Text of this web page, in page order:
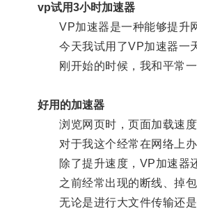
vp试用3小时加速器
VP加速器是一种能够提升网
今天我试用了VP加速器一天
刚开始的时候，我和平常一
好用的加速器
浏览网页时，页面加载速度
对于我这个经常在网络上办
除了提升速度，VP加速器还
之前经常出现的断线、掉包
无论是进行大文件传输还是